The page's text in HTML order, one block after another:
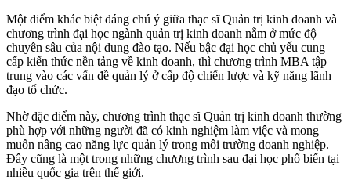
Một điểm khác biệt đáng chú ý giữa thạc sĩ Quản trị kinh doanh và
chương trình đại học ngành quản trị kinh doanh nằm ở mức độ
chuyên sâu của nội dung đào tạo. Nếu bậc đại học chủ yếu cung
cấp kiến thức nền tảng về kinh doanh, thì chương trình MBA tập
trung vào các vấn đề quản lý ở cấp độ chiến lược và kỹ năng lãnh
đạo tổ chức.
Nhờ đặc điểm này, chương trình thạc sĩ Quản trị kinh doanh thường
phù hợp với những người đã có kinh nghiệm làm việc và mong
muốn nâng cao năng lực quản lý trong môi trường doanh nghiệp.
Đây cũng là một trong những chương trình sau đại học phổ biến tại
nhiều quốc gia trên thế giới.